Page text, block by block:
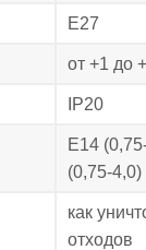
Е27
от +1 до
IP20
Е14
(0,75-4,0)
как
отходов